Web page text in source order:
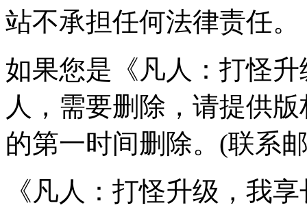
站不承担任何法律责任。
如果您是《凡人：打怪
人，需要删除，请提供
的第一时间删除。(联系
《凡人：打怪升级，我